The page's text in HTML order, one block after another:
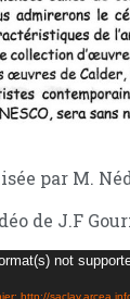
par M.
de J.F
not
http://